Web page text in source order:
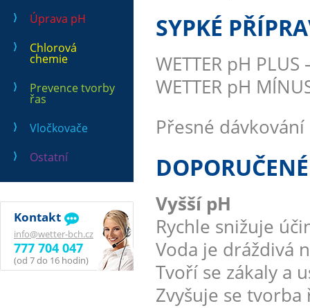
Úprava pH
Chlorová
chemie
Prevence tvorby
řas
Vločkovače
Ostatní
Kontakt
info@wetter-bch.cz
777 704 047
(od 7 do 16 hodin)
SYPKÉ
WETTER pH
WETTER pH
Přesné
Vyšší pH
Rychle snižuje
Voda je dráždivá
Tvoří se zákaly a
Zvyšuje se tvorba